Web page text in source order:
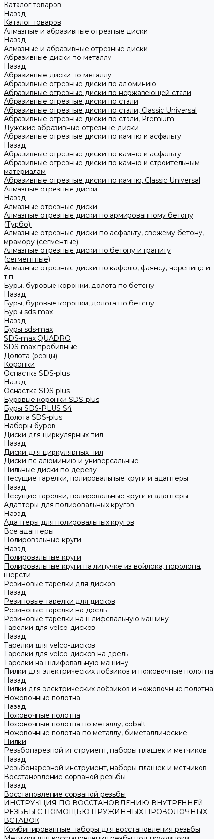
Каталог товаров
Назад
Каталог товаров
Алмазные и абразивные отрезные диски
Назад
Алмазные и абразивные отрезные диски
Абразивные диски по металлу
Назад
Абразивные диски по металлу
Абразивные отрезные диски по алюминию
Абразивные отрезные диски по нержавеющей стали
Абразивные отрезные диски по стали
Абразивные отрезные диски по стали, Classic Universal
Абразивные отрезные диски по стали, Premium
Лужские абразивные отрезные диски
Абразивные отрезные диски по камню и асфальту
Назад
Абразивные отрезные диски по камню и асфальту
Абразивные отрезные диски по камню и строительным
материалам
Абразивные отрезные диски по камню, Classic Universal
Алмазные отрезные диски
Назад
Алмазные отрезные диски
Алмазные отрезные диски по армированному бетону
(Турбо).
Алмазные отрезные диски по асфальту, свежему бетону,
мрамору (сегментые)
Алмазные отрезные диски по бетону и граниту
(сегментные)
Алмазные отрезные диски по кафелю, фаянсу, черепице и
т.п.
Буры, буровые коронки, долота по бетону
Назад
Буры, буровые коронки, долота по бетону
Буры sds-max
Назад
Буры sds-max
SDS-max QUADRO
SDS-max пробивные
Долота (резцы)
Коронки
Оснастка SDS-plus
Назад
Оснастка SDS-plus
Буровые коронки SDS-plus
Буры SDS-PLUS S4
Долота SDS-plus
Наборы буров
Диски для циркулярных пил
Назад
Диски для циркулярных пил
Диски по алюминию и универсальные
Пильные диски по дереву
Несущие тарелки, полировальные круги и адаптеры
Назад
Несущие тарелки, полировальные круги и адаптеры
Адаптеры для полировальных кругов
Назад
Адаптеры для полировальных кругов
Все адаптеры
Полировальные круги
Назад
Полировальные круги
Полировальные круги на липучке из войлока, поролона,
шерсти
Резиновые тарелки для дисков
Назад
Резиновые тарелки для дисков
Резиновые тарелки на дрель
Резиновые тарелки на шлифовальную машину
Тарелки для velco-дисков
Назад
Тарелки для velco-дисков
Тарелки для velco-дисков на дрель
Тарелки на шлифовальную машину
Пилки для электрических лобзиков и ножовочные полотна
Назад
Пилки для электрических лобзиков и ножовочные полотна
Ножовочные полотна
Назад
Ножовочные полотна
Ножовочные полотна по металлу, cobalt
Ножовочные полотна по металлу, биметаллические
Пилки
Резьбонарезной инструмент, наборы плашек и метчиков
Назад
Резьбонарезной инструмент, наборы плашек и метчиков
Восстановление сорваной резьбы
Назад
Восстановление сорваной резьбы
ИНСТРУКЦИЯ ПО ВОССТАНОВЛЕНИЮ ВНУТРЕННЕЙ
РЕЗЬБЫ С ПОМОЩЬЮ ПРУЖИННЫХ ПРОВОЛОЧНЫХ
ВСТАВОК
Комбинированные наборы для восстановления резьбы